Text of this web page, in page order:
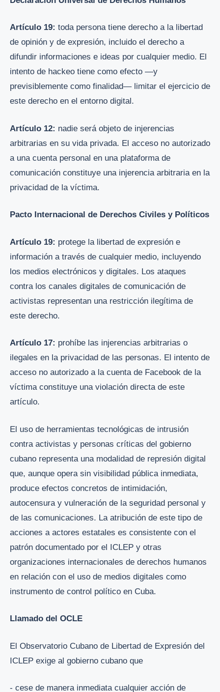
Artículo 19: toda persona tiene derecho a la libertad
de opinión y de expresión, incluido el derecho a
difundir informaciones e ideas por cualquier medio. El
intento de hackeo tiene como efecto —y
previsiblemente como finalidad— limitar el ejercicio de
este derecho en el entorno digital.
Artículo 12: nadie será objeto de injerencias
arbitrarias en su vida privada. El acceso no autorizado
a una cuenta personal en una plataforma de
comunicación constituye una injerencia arbitraria en la
privacidad de la víctima.
Pacto Internacional de Derechos Civiles y Políticos
Artículo 19: protege la libertad de expresión e
información a través de cualquier medio, incluyendo
los medios electrónicos y digitales. Los ataques
contra los canales digitales de comunicación de
activistas representan una restricción ilegítima de
este derecho.
Artículo 17: prohíbe las injerencias arbitrarias o
ilegales en la privacidad de las personas. El intento de
acceso no autorizado a la cuenta de Facebook de la
víctima constituye una violación directa de este
artículo.
El uso de herramientas tecnológicas de intrusión
contra activistas y personas críticas del gobierno
cubano representa una modalidad de represión digital
que, aunque opera sin visibilidad pública inmediata,
produce efectos concretos de intimidación,
autocensura y vulneración de la seguridad personal y
de las comunicaciones. La atribución de este tipo de
acciones a actores estatales es consistente con el
patrón documentado por el ICLEP y otras
organizaciones internacionales de derechos humanos
en relación con el uso de medios digitales como
instrumento de control político en Cuba.
Llamado del OCLE
El Observatorio Cubano de Libertad de Expresión del
ICLEP exige al gobierno cubano que
- cese de manera inmediata cualquier acción de